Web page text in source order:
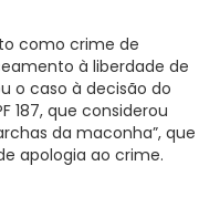
como crime de
à liberdade de
o caso à decisão do
187, que considerou
da maconha”, que
apologia ao crime.